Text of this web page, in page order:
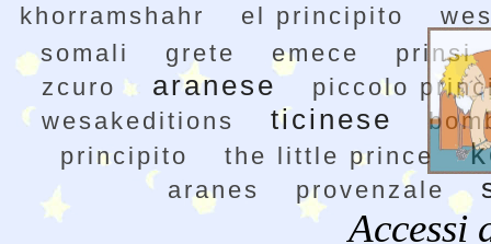
khorramshahr el principito
somali
grete emece
prinsi
zcuro
aranese
piccolo
wesakeditions
ticinese
principito
the little prince
aranes provenzale
Accessi